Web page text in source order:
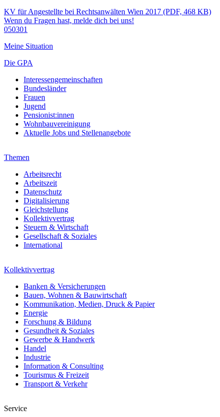
KV für Angestellte bei Rechtsanwälten Wien 2017 (PDF, 468 KB)
Wenn du Fragen hast, melde dich bei uns!
050301
Meine Situation
Die GPA
Interessengemeinschaften
Bundesländer
Frauen
Jugend
Pensionist:innen
Wohnbauvereinigung
Aktuelle Jobs und Stellenangebote
Themen
Arbeitsrecht
Arbeitszeit
Datenschutz
Digitalisierung
Gleichstellung
Kollektivvertrag
Steuern & Wirtschaft
Gesellschaft & Soziales
International
Kollektivvertrag
Banken & Versicherungen
Bauen, Wohnen & Bauwirtschaft
Kommunikation, Medien, Druck & Papier
Energie
Forschung & Bildung
Gesundheit & Soziales
Gewerbe & Handwerk
Handel
Industrie
Information & Consulting
Tourismus & Freizeit
Transport & Verkehr
Service